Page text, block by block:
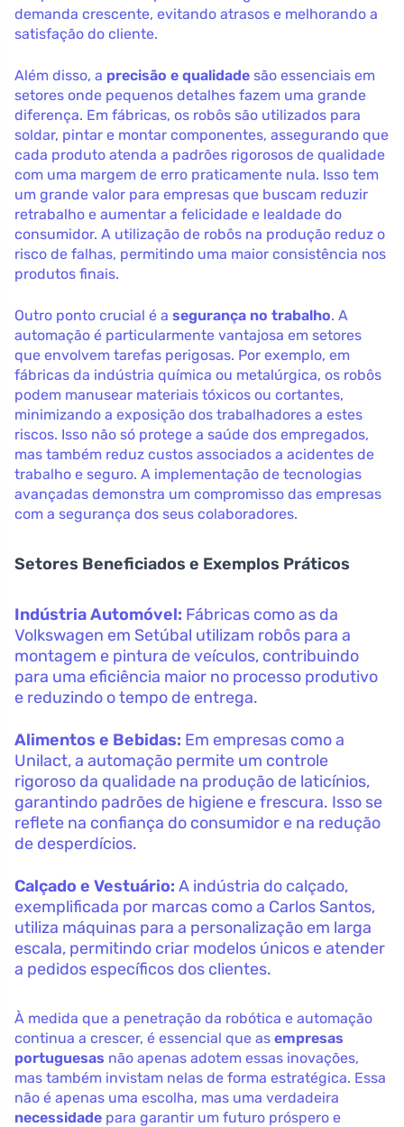
demanda crescente, evitando atrasos e melhorando a
satisfação do cliente.
Além disso, a precisão e qualidade são essenciais em
setores onde pequenos detalhes fazem uma grande
diferença. Em fábricas, os robôs são utilizados para
soldar, pintar e montar componentes, assegurando que
cada produto atenda a padrões rigorosos de qualidade
com uma margem de erro praticamente nula. Isso tem
um grande valor para empresas que buscam reduzir
retrabalho e aumentar a felicidade e lealdade do
consumidor. A utilização de robôs na produção reduz o
risco de falhas, permitindo uma maior consistência nos
produtos finais.
Outro ponto crucial é a segurança no trabalho. A
automação é particularmente vantajosa em setores
que envolvem tarefas perigosas. Por exemplo, em
fábricas da indústria química ou metalúrgica, os robôs
podem manusear materiais tóxicos ou cortantes,
minimizando a exposição dos trabalhadores a estes
riscos. Isso não só protege a saúde dos empregados,
mas também reduz custos associados a acidentes de
trabalho e seguro. A implementação de tecnologias
avançadas demonstra um compromisso das empresas
com a segurança dos seus colaboradores.
Setores Beneficiados e Exemplos Práticos
Indústria Automóvel: Fábricas como as da
Volkswagen em Setúbal utilizam robôs para a
montagem e pintura de veículos, contribuindo
para uma eficiência maior no processo produtivo
e reduzindo o tempo de entrega.
Alimentos e Bebidas: Em empresas como a
Unilact, a automação permite um controle
rigoroso da qualidade na produção de laticínios,
garantindo padrões de higiene e frescura. Isso se
reflete na confiança do consumidor e na redução
de desperdícios.
Calçado e Vestuário: A indústria do calçado,
exemplificada por marcas como a Carlos Santos,
utiliza máquinas para a personalização em larga
escala, permitindo criar modelos únicos e atender
a pedidos específicos dos clientes.
À medida que a penetração da robótica e automação
continua a crescer, é essencial que as empresas
portuguesas não apenas adotem essas inovações,
mas também invistam nelas de forma estratégica. Essa
não é apenas uma escolha, mas uma verdadeira
necessidade para garantir um futuro próspero e